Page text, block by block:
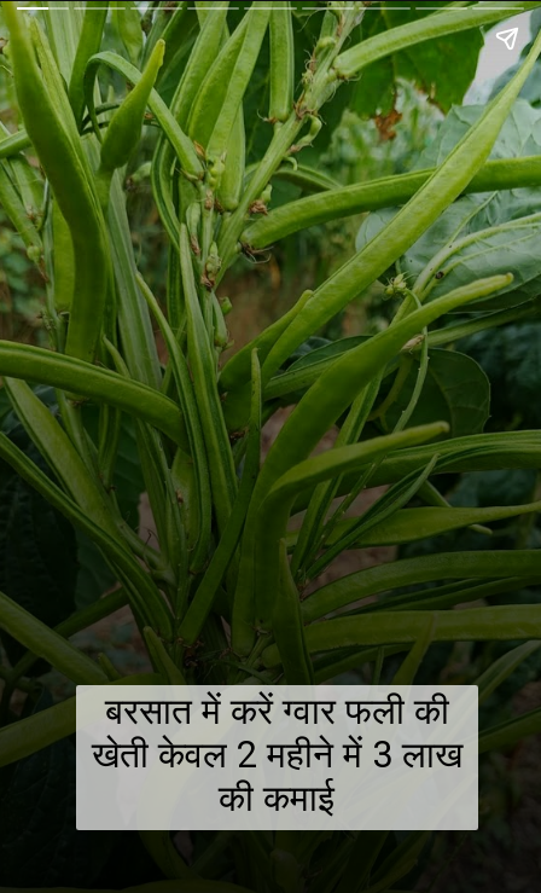
बरसात में करें ग्वार फली की
खेती केवल 2 महीने में 3 लाख
की कमाई